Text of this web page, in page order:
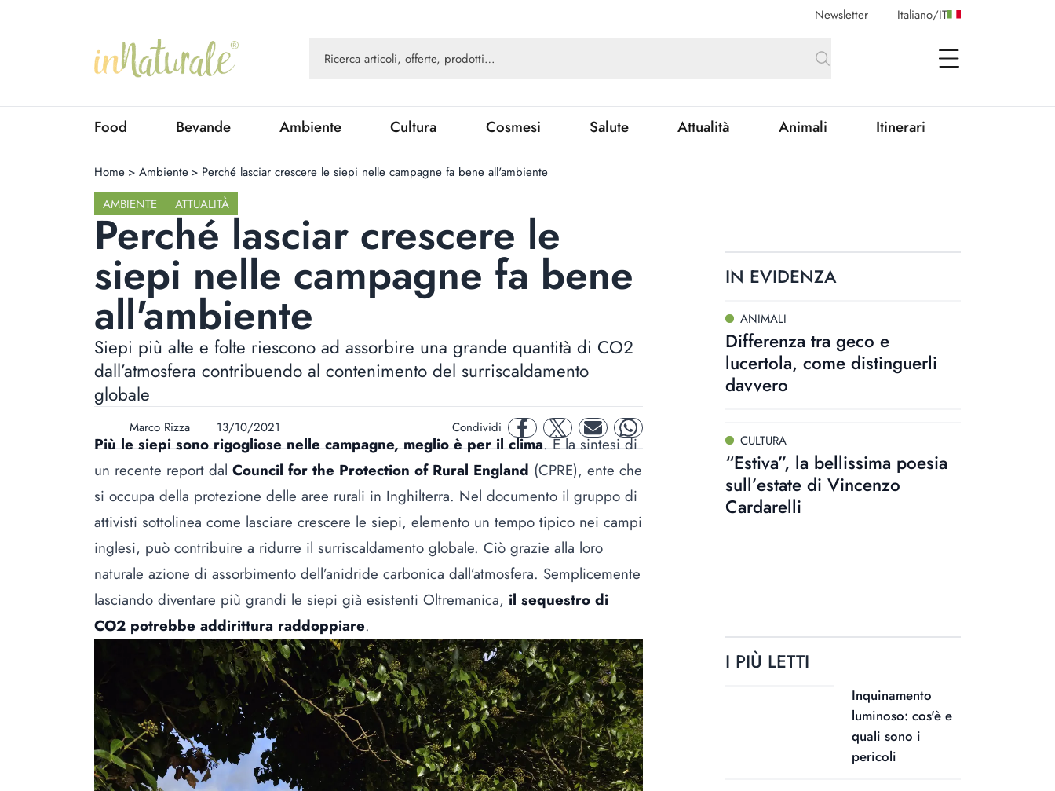
Newsletter Italiano/IT
open Menu
Food Bevande Ambiente Cultura Cosmesi Salute Attualità Animali Itinerari
Home > Ambiente > Perché lasciar crescere le siepi nelle campagne fa bene all'ambiente
AMBIENTE
ATTUALITÀ
Perché lasciar crescere le
siepi nelle campagne fa bene
all'ambiente
Siepi più alte e folte riescono ad assorbire una grande quantità di CO2
dall’atmosfera contribuendo al contenimento del surriscaldamento
globale
Marco Rizza 13/10/2021 Condividi facebooktwitter mail whatsapp
Più le siepi sono rigogliose nelle campagne, meglio è per il clima. È la sintesi di
un recente report dal Council for the Protection of Rural England (CPRE), ente che
si occupa della protezione delle aree rurali in Inghilterra. Nel documento il gruppo di
attivisti sottolinea come lasciare crescere le siepi, elemento un tempo tipico nei campi
inglesi, può contribuire a ridurre il surriscaldamento globale. Ciò grazie alla loro
naturale azione di assorbimento dell’anidride carbonica dall’atmosfera. Semplicemente
lasciando diventare più grandi le siepi già esistenti Oltremanica, il sequestro di
CO2 potrebbe addirittura raddoppiare.
IN EVIDENZA
ANIMALI
Differenza tra geco e
lucertola, come distinguerli
davvero
CULTURA
“Estiva”, la bellissima poesia
sull’estate di Vincenzo
Cardarelli
I PIÙ LETTI
Inquinamento
luminoso: cos'è e
quali sono i
pericoli